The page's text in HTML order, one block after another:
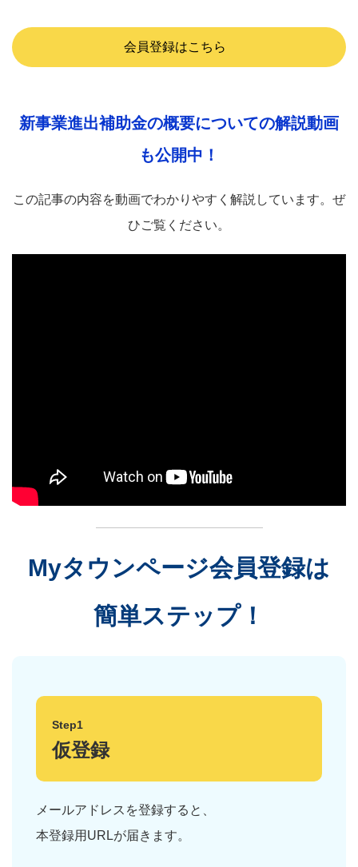
会員登録はこちら
新事業進出補助金の概要についての解説動画
も公開中！
この記事の内容を動画でわかりやすく解説しています。ぜ
ひご覧ください。
Myタウンページ会員登録は
簡単ステップ！
Step1
仮登録
メールアドレスを登録すると、
本登録用URLが届きます。